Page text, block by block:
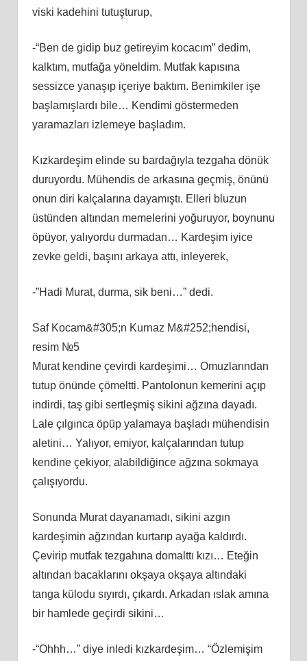
viski kadehini tutuşturup,
-“Ben de gidip buz getireyim kocacım” dedim,
kalktım, mutfağa yöneldim. Mutfak kapısına
sessizce yanaşıp içeriye baktım. Benimkiler işe
başlamışlardı bile… Kendimi göstermeden
yaramazları izlemeye başladım.
Kızkardeşim elinde su bardağıyla tezgaha dönük
duruyordu. Mühendis de arkasına geçmiş, önünü
onun diri kalçalarına dayamıştı. Elleri bluzun
üstünden altından memelerini yoğuruyor, boynunu
öpüyor, yalıyordu durmadan… Kardeşim iyice
zevke geldi, başını arkaya attı, inleyerek,
-”Hadi Murat, durma, sik beni…” dedi.
Saf Kocam&#305;n Kurnaz M&#252;hendisi,
resim №5
Murat kendine çevirdi kardeşimi… Omuzlarından
tutup önünde çömeltti. Pantolonun kemerini açıp
indirdi, taş gibi sertleşmiş sikini ağzına dayadı.
Lale çılgınca öpüp yalamaya başladı mühendisin
aletini… Yalıyor, emiyor, kalçalarından tutup
kendine çekiyor, alabildiğince ağzına sokmaya
çalışıyordu.
Sonunda Murat dayanamadı, sikini azgın
kardeşimin ağzından kurtarıp ayağa kaldırdı.
Çevirip mutfak tezgahına domalttı kızı… Eteğin
altından bacaklarını okşaya okşaya altındaki
tanga külodu sıyırdı, çıkardı. Arkadan ıslak amına
bir hamlede geçirdi sikini…
-“Ohhh…” diye inledi kızkardeşim… “Özlemişim